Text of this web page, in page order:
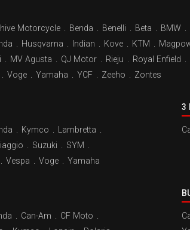
Motorcycle Benda Benelli Beta BMW
Husqvarna Indian Kove KTM
MV Agusta QJ Motor Rieju Royal Enfield
Voge Yamaha YCF Zeeho Zontes
Kymco Lambretta
Suzuki SYM
Vespa Voge Yamaha
3
Can-Am CF Moto